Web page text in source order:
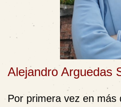
Alejandro Arguedas
Por primera vez en más